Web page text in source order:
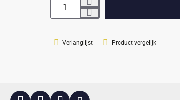
Verlanglijst Product vergelijk